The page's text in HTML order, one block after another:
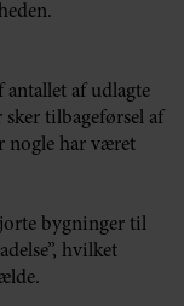
antallet af udlagte
tilbageførsel af
nogle har været
bygninger til
hvilket